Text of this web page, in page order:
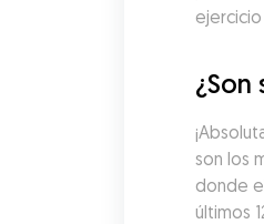
son los
donde
últimos